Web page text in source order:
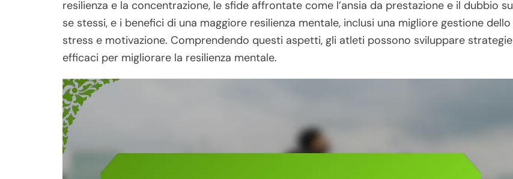
resilienza e la concentrazione, le sfide affrontate come l’ansia da prestazione e il dubbio su
se stessi, e i benefici di una maggiore resilienza mentale, inclusi una migliore gestione dello
stress e motivazione. Comprendendo questi aspetti, gli atleti possono sviluppare strategie
efficaci per migliorare la resilienza mentale.